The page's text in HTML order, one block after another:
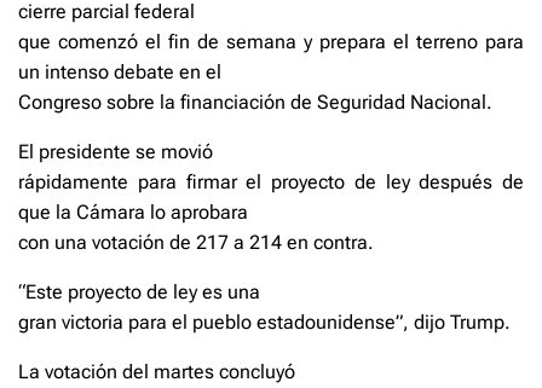
cierre parcial federal
que comenzó el fin de semana y prepara el terreno para
un intenso debate en el
Congreso sobre la financiación de Seguridad Nacional.
El presidente se movió
rápidamente para firmar el proyecto de ley después de
que la Cámara lo aprobara
con una votación de 217 a 214 en contra.
“Este proyecto de ley es una
gran victoria para el pueblo estadounidense”, dijo Trump.
La votación del martes concluyó